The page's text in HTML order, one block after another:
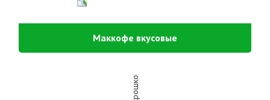
Маккофе вкусовые